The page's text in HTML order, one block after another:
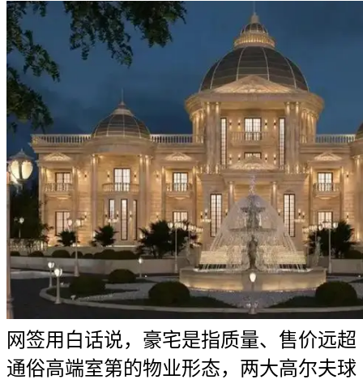
网签用白话说，豪宅是指质量、售价远超
通俗高端室第的物业形态，两大高尔夫球